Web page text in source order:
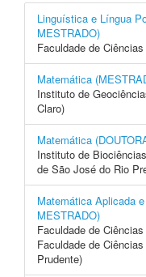
Linguística e Língua
MESTRADO)
Faculdade de
Matemática
Instituto de
Claro)
Matemática
Instituto de
de São José do Rio
Matemática Aplicada
MESTRADO)
Faculdade de
Faculdade de
Prudente)